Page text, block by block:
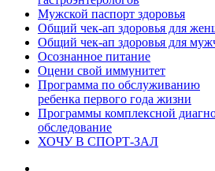
Мужской паспорт здоровья
Общий чек-ап здоровья для
Общий чек-ап здоровья для
Осознанное питание
Оцени свой иммунитет
Программа по обслуживанию
ребенка первого года жизни
Программы комплексной
обследование
ХОЧУ В CПОРТ-ЗАЛ